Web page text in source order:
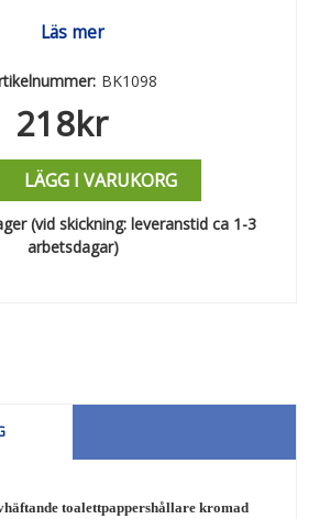
Läs mer
BK1098
218kr
LÄGG I VARUKORG
(vid skickning: leveranstid ca 1-3
arbetsdagar)
toalettpappershållare kromad